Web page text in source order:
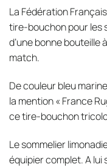
La Fédération
tire-bouchon pour les
d’une bonne
match.
De couleur bleu
la mention « France
ce tire-bouchon
Le sommelier
équipier complet. A lui